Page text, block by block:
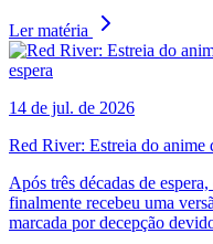
Ler matéria
14 de jul. de 2026
Red River: Estreia do anime
Após três décadas de
finalmente recebeu uma
marcada por decepção